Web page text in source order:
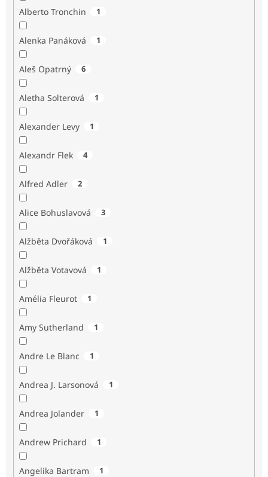
Alberto Tronchin 1
Alenka Panáková 1
Aleš Opatrný 6
Aletha Solterová 1
Alexander Levy 1
Alexandr Flek 4
Alfred Adler 2
Alice Bohuslavová 3
Alžběta Dvořáková 1
Alžběta Votavová 1
Amélia Fleurot 1
Amy Sutherland 1
Andre Le Blanc 1
Andrea J. Larsonová 1
Andrea Jolander 1
Andrew Prichard 1
Angelika Bartram 1